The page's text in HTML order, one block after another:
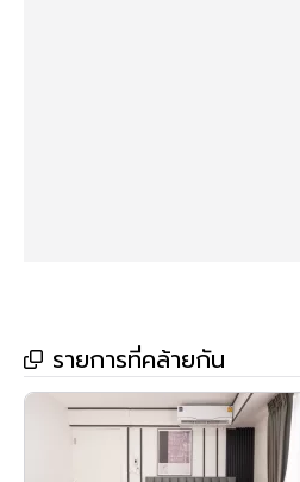
• MRT แจ้งวัฒนะ
• เซ็นทรัลพลาซา แจ้งวัฒนะ
• โรบินสัน ศรีสมาน
รายการที่คล้ายกัน